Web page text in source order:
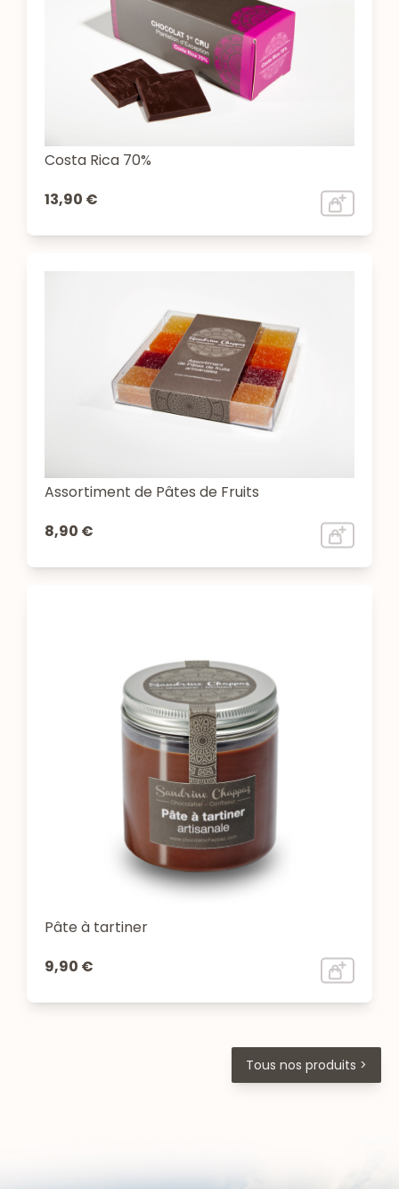
Costa Rica 70%
13,90 €
Assortiment de Pâtes de Fruits
8,90 €
Pâte à tartiner
9,90 €
Tous nos produits >